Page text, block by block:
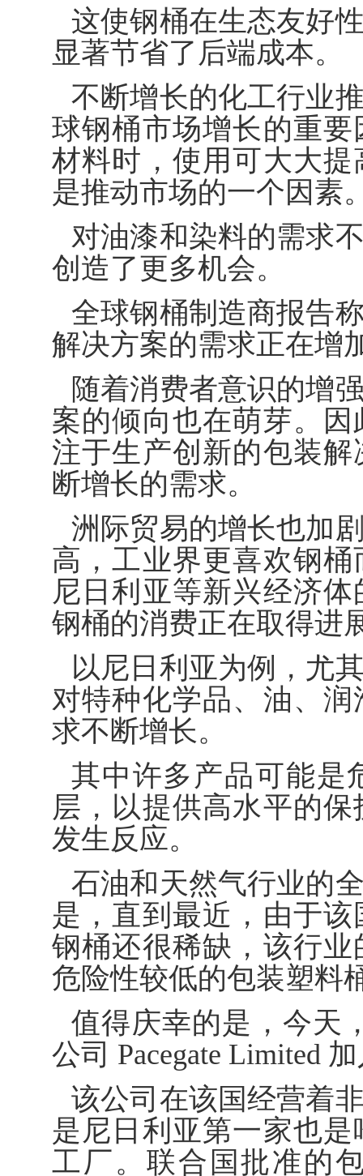
这使钢桶在生态友好
显著节省了后端成本。
不断增长的化工行业
球钢桶市场增长的重
材料时，使用可大大
是推动市场的一个因素
对油漆和染料的需求
创造了更多机会。
全球钢桶制造商报告
解决方案的需求正在增
随着消费者意识的增
案的倾向也在萌芽。
注于生产创新的包装
断增长的需求。
洲际贸易的增长也加
高，工业界更喜欢钢
尼日利亚等新兴经济
钢桶的消费正在取得进
以尼日利亚为例，尤
对特种化学品、油、
求不断增长。
其中许多产品可能是
层，以提供高水平的
发生反应。
石油和天然气行业的
是，直到最近，由于
钢桶还很稀缺，该行
危险性较低的包装塑料
值得庆幸的是，今天
公司 Pacegate Limited
该公司在该国经营着
是尼日利亚第一家也
工厂。联合国批准的